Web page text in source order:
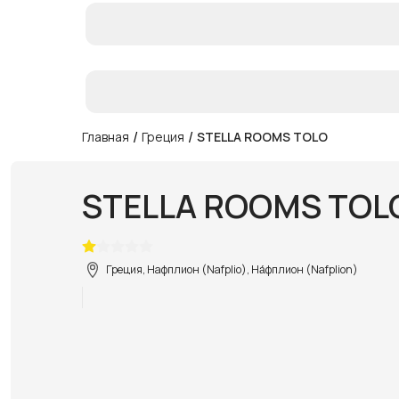
Главная / Греция / STELLA ROOMS TOLO
STELLA ROOMS
Греция, Нафплион (Nafplio), На́фплион (Nafplion)